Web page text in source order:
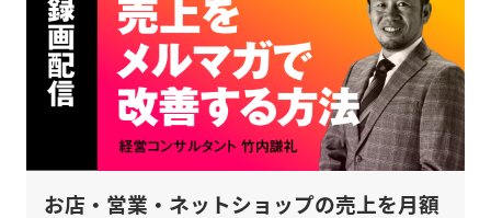
お店・営業・ネットショップの売上を月額